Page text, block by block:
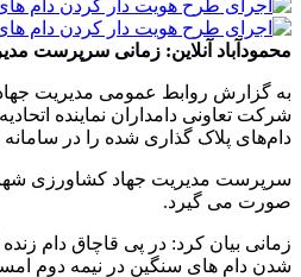
محمودآباد آنلاین: زمانی سرپرست
به گزارش روابط عمومی مدیریت
شرکت تعاونی دامداران نماینده
دام‌های پلاک گذاری شده را در
سرپرست مدیریت جهاد کشاورزی
صورت می گیرد.
زمانی بیان کرد: در پی قاچاق دام
شدن دام های سنگین در نیمه دوم